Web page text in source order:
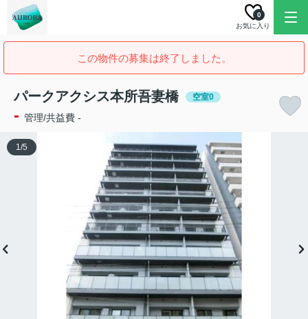
お気に入り
0
この物件の募集は終了しました。
パークアクシス本所吾妻橋 空室0
- 管理/共益費 -
1/5